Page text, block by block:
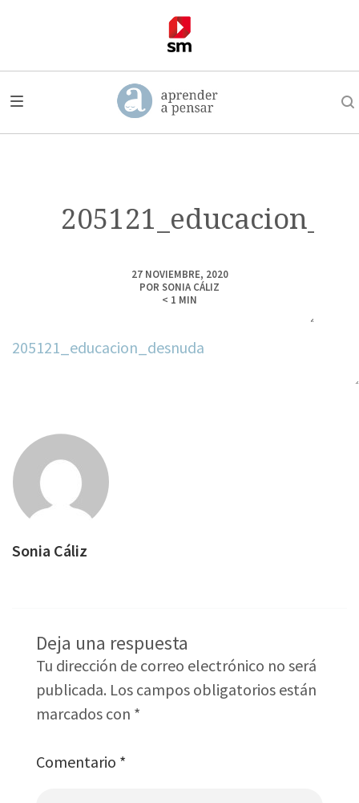
27 NOVIEMBRE, 2020
POR SONIA CÁLIZ
< 1 MIN
205121_educacion_desnuda
Sonia Cáliz
Deja una respuesta
Tu dirección de correo electrónico no será
publicada. Los campos obligatorios están
marcados con *
Comentario *